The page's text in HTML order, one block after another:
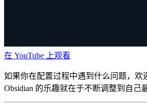
在 YouTube 上观看
如果你在配置过程中遇到什么问题，欢
Obsidian 的乐趣就在于不断调整到自己